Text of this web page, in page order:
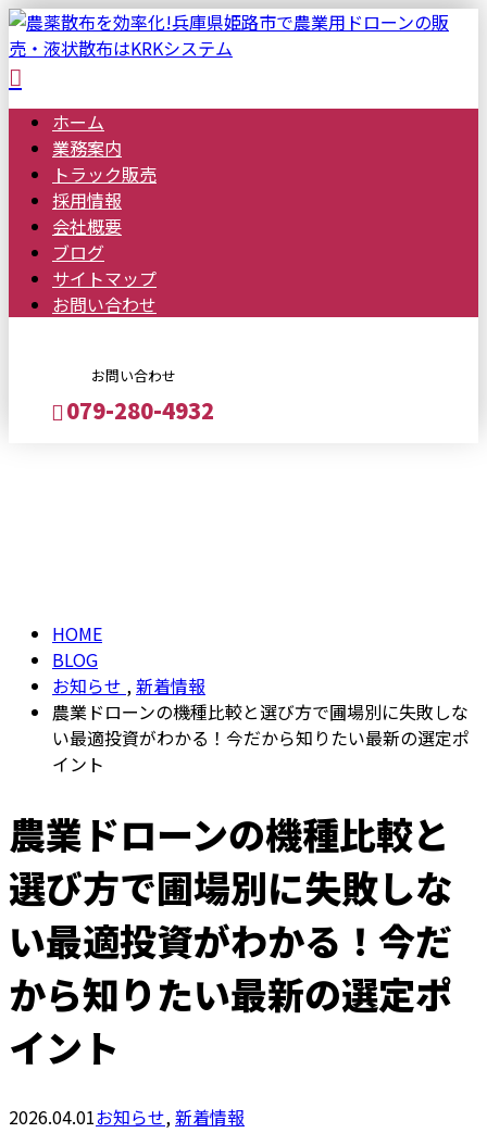
ホーム
業務案内
トラック販売
採用情報
会社概要
ブログ
サイトマップ
お問い合わせ
お問い合わせ
079-280-4932
HOME
BLOG
お知らせ ,新着情報
農業ドローンの機種比較と選び方で圃場別に失敗しな
い最適投資がわかる！今だから知りたい最新の選定ポ
イント
農業ドローンの機種比較と
選び方で圃場別に失敗しな
い最適投資がわかる！今だ
から知りたい最新の選定ポ
イント
2026.04.01お知らせ,新着情報